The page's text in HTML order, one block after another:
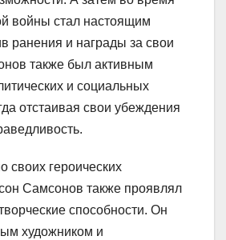
войны стал настоящим
ранения и награды за свои
также был активным
и социальных
отстаивая свои убеждения
своих героических
Самсонов также проявлял
способности. Он
художником и